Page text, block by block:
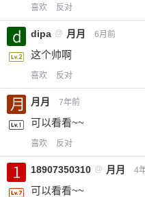
喜欢 反对
dipa @ 月月 6月前
这个帅啊
喜欢 反对
月月 7年前
可以看看~~
喜欢 反对
18907350310 @ 月月 4
可以看看~~